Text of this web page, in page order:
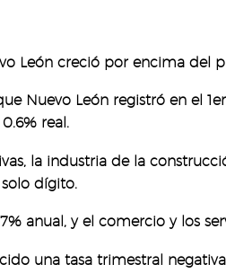
León creció por encima del
Nuevo León registró en el
real.
la industria de la
dígito.
anual, y el comercio y los
una tasa trimestral